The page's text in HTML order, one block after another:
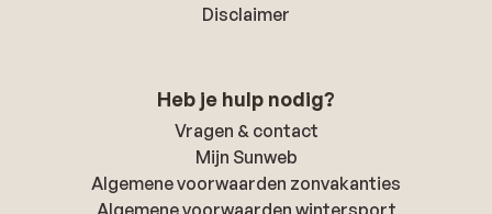
Disclaimer
Heb je hulp nodig?
Vragen & contact
Mijn Sunweb
Algemene voorwaarden zonvakanties
Algemene voorwaarden wintersport